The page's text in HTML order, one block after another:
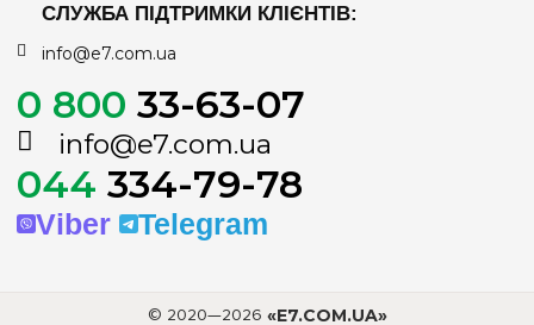
СЛУЖБА ПІДТРИМКИ КЛІЄНТІВ:
info@e7.com.ua
0 800 33-63-07
info@e7.com.ua
044 334-79-78
Viber Telegram
© 2020—2026 «E7.COM.UA»